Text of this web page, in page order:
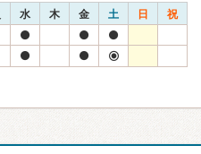
水 木 金 土 日 祝